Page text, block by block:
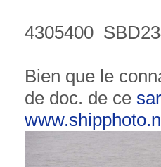
4305400
Bien que le
de doc. de ce